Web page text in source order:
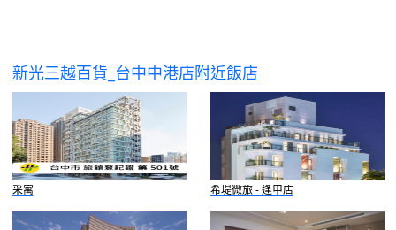
新光三越百貨_台中中港店附近飯店
采寓 希堤微旅 - 逢甲店